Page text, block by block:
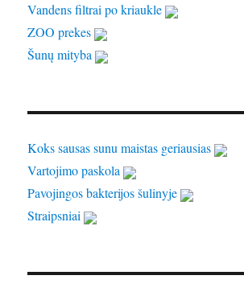
Vandens filtrai po kriaukle
ZOO prekes
Šunų mityba
Koks sausas sunu maistas geriausias
Vartojimo paskola
Pavojingos bakterijos šulinyje
Straipsniai